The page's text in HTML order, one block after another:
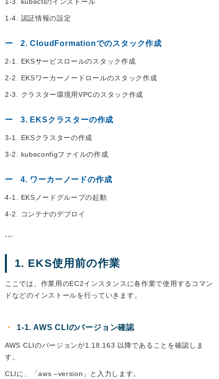
1-4. 認証情報の設定
2. CloudFormationでのスタック作成
2-1. EKSサービスロールのスタック作成
2-2. EKSワーカーノードロールのスタック作成
2-3. クラスター環境用VPCのスタック作成
3. EKSクラスターの作成
3-1. EKSクラスターの作成
3-2. kubeconfigファイルの作成
4. ワーカーノードの作成
4-1. EKSノードグループの起動
4-2. コンテナのデプロイ
---
1. EKS使用前の作業
ここでは、作業用のEC2インスタンスに各作業で使用するコマン
ドなどのインストールを行っていきます。
1-1. AWS CLIのバージョン確認
AWS CLIのバージョンが1.18.163 以降であることを確認しま
す。
CLIに、「aws –version」と入力します。